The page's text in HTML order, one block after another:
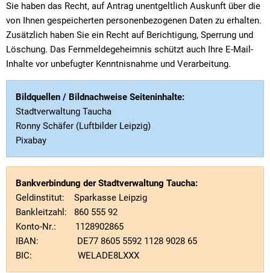
Sie haben das Recht, auf Antrag unentgeltlich Auskunft über die
von Ihnen gespeicherten personenbezogenen Daten zu erhalten.
Zusätzlich haben Sie ein Recht auf Berichtigung, Sperrung und
Löschung. Das Fernmeldegeheimnis schützt auch Ihre E-Mail-
Inhalte vor unbefugter Kenntnisnahme und Verarbeitung.
Bildquellen / Bildnachweise Seiteninhalte:
Stadtverwaltung Taucha
Ronny Schäfer (Luftbilder Leipzig)
Pixabay
Bankverbindung der Stadtverwaltung Taucha:
Geldinstitut: Sparkasse Leipzig
Bankleitzahl: 860 555 92
Konto-Nr.: 1128902865
IBAN: DE77 8605 5592 1128 9028 65
BIC: WELADE8LXXX